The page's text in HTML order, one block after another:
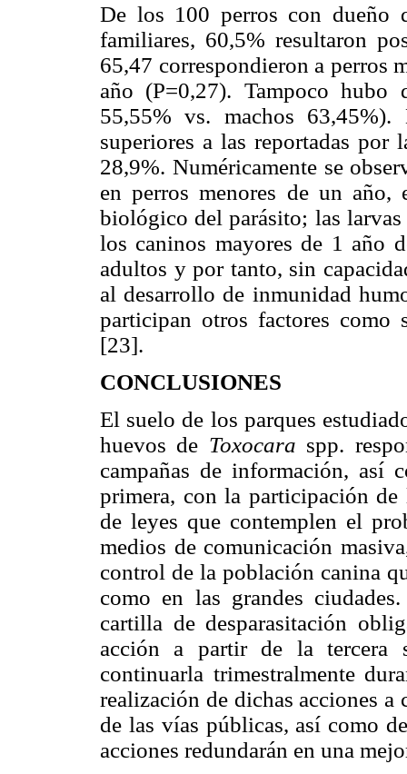
De los 100 perros con dueño
familiares, 60,5% resultaron
65,47 correspondieron a perros
año (P=0,27). Tampoco hubo
55,55% vs. machos 63,45%).
superiores a las reportadas por
28,9%. Numéricamente se
en perros menores de un año,
biológico del parásito; las
los caninos mayores de 1 año
adultos y por tanto, sin
al desarrollo de inmunidad
participan otros factores
[23].
CONCLUSIONES
El suelo de los parques
huevos de Toxocara spp.
campañas de información, así
primera, con la participación de
de leyes que contemplen el
medios de comunicación
control de la población canina
como en las grandes
cartilla de desparasitación
acción a partir de la tercera
continuarla trimestralmente
realización de dichas acciones
de las vías públicas, así como
acciones redundarán en una